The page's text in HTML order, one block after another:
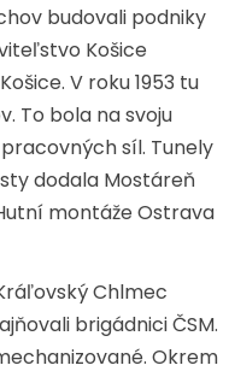
budovali podniky
Košice
V roku 1953 tu
To bola na svoju
síl. Tunely
dodala Mostáreň
montáže Ostrava
Chlmec
brigádnici ČSM.
Okrem